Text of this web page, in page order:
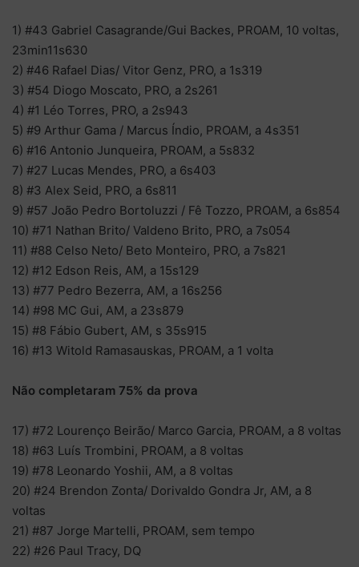
1) #43 Gabriel Casagrande/Gui Backes, PROAM, 10 voltas,
23min11s630
2) #46 Rafael Dias/ Vitor Genz, PRO, a 1s319
3) #54 Diogo Moscato, PRO, a 2s261
4) #1 Léo Torres, PRO, a 2s943
5) #9 Arthur Gama / Marcus Índio, PROAM, a 4s351
6) #16 Antonio Junqueira, PROAM, a 5s832
7) #27 Lucas Mendes, PRO, a 6s403
8) #3 Alex Seid, PRO, a 6s811
9) #57 João Pedro Bortoluzzi / Fê Tozzo, PROAM, a 6s854
10) #71 Nathan Brito/ Valdeno Brito, PRO, a 7s054
11) #88 Celso Neto/ Beto Monteiro, PRO, a 7s821
12) #12 Edson Reis, AM, a 15s129
13) #77 Pedro Bezerra, AM, a 16s256
14) #98 MC Gui, AM, a 23s879
15) #8 Fábio Gubert, AM, s 35s915
16) #13 Witold Ramasauskas, PROAM, a 1 volta
Não completaram 75% da prova
17) #72 Lourenço Beirão/ Marco Garcia, PROAM, a 8 voltas
18) #63 Luís Trombini, PROAM, a 8 voltas
19) #78 Leonardo Yoshii, AM, a 8 voltas
20) #24 Brendon Zonta/ Dorivaldo Gondra Jr, AM, a 8
voltas
21) #87 Jorge Martelli, PROAM, sem tempo
22) #26 Paul Tracy, DQ